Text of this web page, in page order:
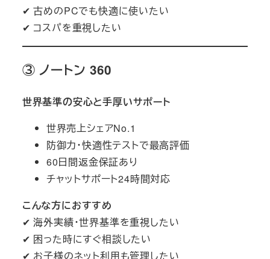
✔ 古めのPCでも快適に使いたい
✔ コスパを重視したい
③ ノートン 360
世界基準の安心と手厚いサポート
世界売上シェアNo.1
防御力・快適性テストで最高評価
60日間返金保証あり
チャットサポート24時間対応
こんな方におすすめ
✔ 海外実績・世界基準を重視したい
✔ 困った時にすぐ相談したい
✔ お子様のネット利用も管理したい